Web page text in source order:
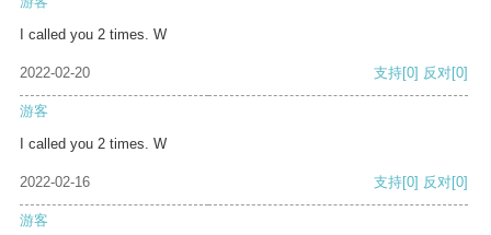
I called you 2 times. W
2022-02-20 支持[0] 反对[0]
游客
I called you 2 times. W
2022-02-16 支持[0] 反对[0]
游客